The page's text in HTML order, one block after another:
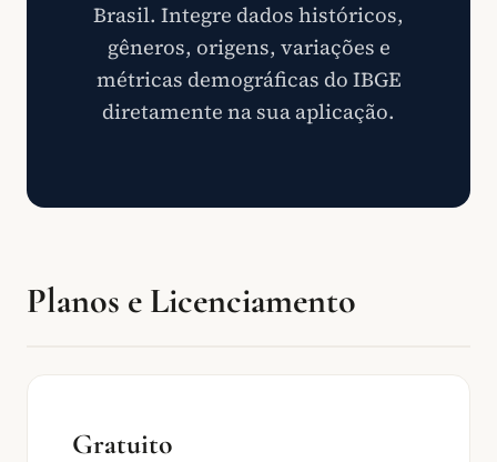
Brasil. Integre dados históricos,
gêneros, origens, variações e
métricas demográficas do IBGE
diretamente na sua aplicação.
Planos e Licenciamento
Gratuito